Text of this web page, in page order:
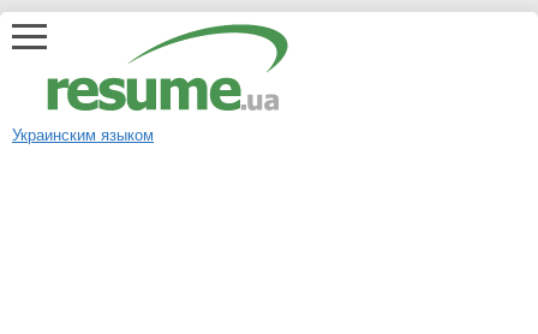
Украинским языком